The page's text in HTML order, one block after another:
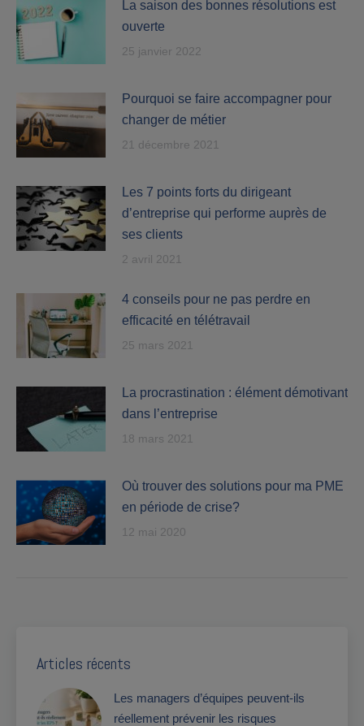
La saison des bonnes résolutions est
ouverte
25 janvier 2022
Pourquoi se faire accompagner pour
changer de métier
21 décembre 2021
Les 7 points forts du dirigeant
d’entreprise qui performe auprès de
ses clients
2 avril 2021
4 conseils pour ne pas perdre en
efficacité en télétravail
25 mars 2021
La procrastination : élément démotivant
dans l’entreprise
18 mars 2021
Où trouver des solutions pour ma PME
en période de crise?
12 mai 2020
Articles récents
Les managers d’équipes peuvent-ils
réellement prévenir les risques